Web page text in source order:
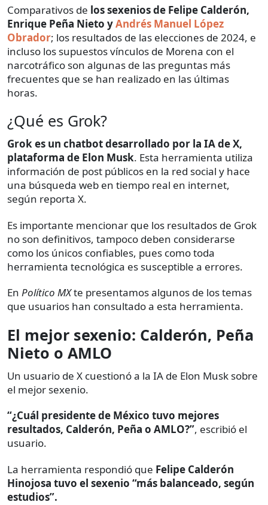
Comparativos de los sexenios de Felipe Calderón,
Enrique Peña Nieto yAndrés Manuel López
Obrador; los resultados de las elecciones de 2024, e
incluso los supuestos vínculos de Morena con el
narcotráfico son algunas de las preguntas más
frecuentes que se han realizado en las últimas
horas.
¿Qué es Grok?
Grok es un chatbot desarrollado por la IA de X,
plataforma de Elon Musk. Esta herramienta utiliza
información de post públicos en la red social y hace
una búsqueda web en tiempo real en internet,
según reporta X.
Es importante mencionar que los resultados de Grok
no son definitivos, tampoco deben considerarse
como los únicos confiables, pues como toda
herramienta tecnológica es susceptible a errores.
En Político MXte presentamos algunos de los temas
que usuarios han consultado a esta herramienta.
El mejor sexenio: Calderón, Peña
Nieto o AMLO
Un usuario de X cuestionó a la IA de Elon Musk sobre
el mejor sexenio.
“¿Cuál presidente de México tuvo mejores
resultados, Calderón, Peña o AMLO?”, escribió el
usuario.
La herramienta respondió que Felipe Calderón
Hinojosa tuvo el sexenio “más balanceado, según
estudios”.